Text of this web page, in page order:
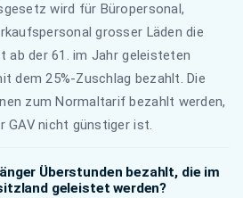
wird für Büropersonal,
grosser Läden die
ab der 61. im Jahr geleisteten
dem 25%-Zuschlag bezahlt. Die
zum Normaltarif bezahlt werden,
GAV nicht günstiger ist.
Überstunden bezahlt, die im
geleistet werden?